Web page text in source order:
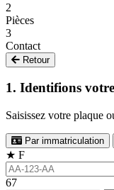
2
Pièces
3
Contact
Retour
1. Identifions
Saisissez votre plaque
Par immatriculation
★ F
67